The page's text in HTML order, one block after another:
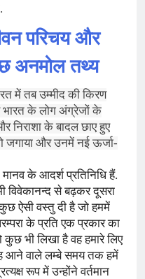
परिचय और
अनमोल तथ्य
में तब उम्मीद की किरण
के लोग अंग्रेजों के
निराशा के बादल छाए हुए
जगाया और उनमें नई ऊर्जा-
के आदर्श प्रतिनिधि हैं.
विवेकानन्द से बढ़कर दूसरा
ऐसी वस्तु दी है जो हममें
के प्रति एक प्रकार का
कुछ भी लिखा है वह हमारे लिए
आने वाले लम्बे समय तक हमें
रूप में उन्होंने वर्तमान